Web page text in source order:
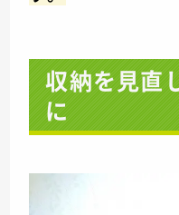
収納を見直
に